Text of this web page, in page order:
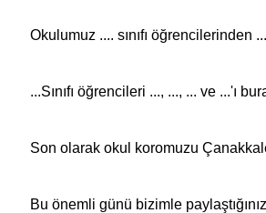
Okulumuz .... sınıfı öğrencilerinden
...Sınıfı öğrencileri ..., ..., ... ve ...'ı
Son olarak okul koromuzu
Bu önemli günü bizimle